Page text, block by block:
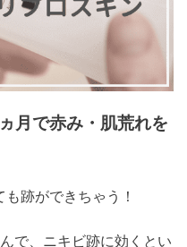
月で赤み・肌荒れを
跡ができちゃう！
で、ニキビ跡に効くとい